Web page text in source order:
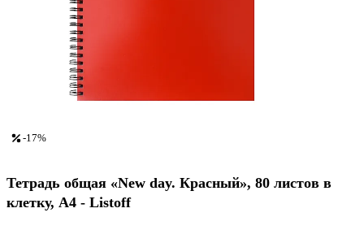
-17%
Тетрадь общая «New day. Красный», 80 листов в
клетку, А4 - Listoff